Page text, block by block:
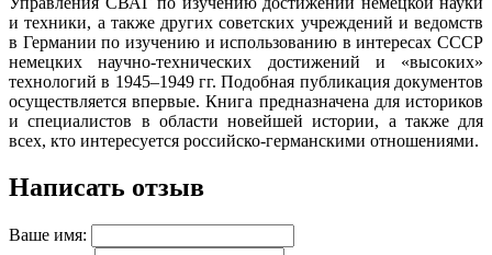
и техники, а также других советских учреждений и ведомств
в Германии по изучению и использованию в интересах СССР
немецких научно-технических достижений и «высоких»
технологий в 1945–1949 гг. Подобная публикация документов
осуществляется впервые. Книга предназначена для историков
и специалистов в области новейшей истории, а также для
всех, кто интересуется российско-германскими отношениями.
Написать отзыв
Ваше имя: